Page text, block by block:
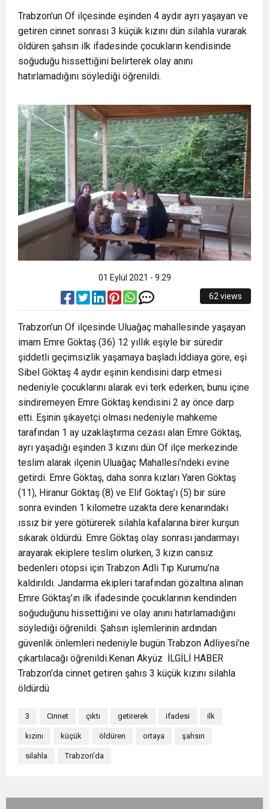
protesto
16:15 Bakan Bilgin’den asgari ücret ve EYT mesajı!
Sözleşmeli personele kadro düzenlemesinde
13:00 Tarım Kredi’nin ardından zincir marketler
oranı
12:54 Gaziantep’te zincirleme kaza! 16 kişi hayatını
kaybetti
19:42 Instagram’da erkeklere tuzak!
Trabzon’un Of ilçesinde eşinden 4 aydır ayrı yaşayan ve
getiren cinnet sonrası 3 küçük kızını dün silahla vurarak
öldüren şahsın ilk ifadesinde çocukların kendisinde
soğuduğu hissettiğini belirterek olay anını
hatırlamadığını söylediği öğrenildi.
01 Eylül 2021 - 9:29
62 views
Trabzon’un Of ilçesinde Uluağaç mahallesinde yaşayan
imam Emre Göktaş (36) 12 yıllık eşiyle bir süredir
şiddetli geçimsizlik yaşamaya başladı.İddiaya göre, eşi
Sibel Göktaş 4 aydır eşinin kendisini darp etmesi
nedeniyle çocuklarını alarak evi terk ederken, bunu içine
sindiremeyen Emre Göktaş kendisini 2 ay önce darp
etti. Eşinin şikayetçi olması nedeniyle mahkeme
tarafından 1 ay uzaklaştırma cezası alan Emre Göktaş,
ayrı yaşadığı eşinden 3 kızını dün Of ilçe merkezinde
teslim alarak ilçenin Uluağaç Mahallesi’ndeki evine
getirdi. Emre Göktaş, daha sonra kızları Yaren Göktaş
(11), Hiranur Göktaş (8) ve Elif Göktaş’ı (5) bir süre
sonra evinden 1 kilometre uzakta dere kenarındaki
ıssız bir yere götürerek silahla kafalarına birer kurşun
sıkarak öldürdü. Emre Göktaş olay sonrası jandarmayı
arayarak ekiplere teslim olurken, 3 kızın cansız
bedenleri otopsi için Trabzon Adli Tıp Kurumu’na
kaldırıldı. Jandarma ekipleri tarafından gözaltına alınan
Emre Göktaş’ın ilk ifadesinde çocuklarının kendinden
soğuduğunu hissettiğini ve olay anını hatırlamadığını
söylediği öğrenildi. Şahsın işlemlerinin ardından
güvenlik önlemleri nedeniyle bugün Trabzon Adliyesi’ne
çıkartılacağı öğrenildi.Kenan Akyüz İLGİLİ HABER
Trabzon’da cinnet getiren şahıs 3 küçük kızını silahla
öldürdü
3 Cinnet çıktı getirerek ifadesi ilk
kızını küçük öldüren ortaya şahsın
silahla Trabzon'da